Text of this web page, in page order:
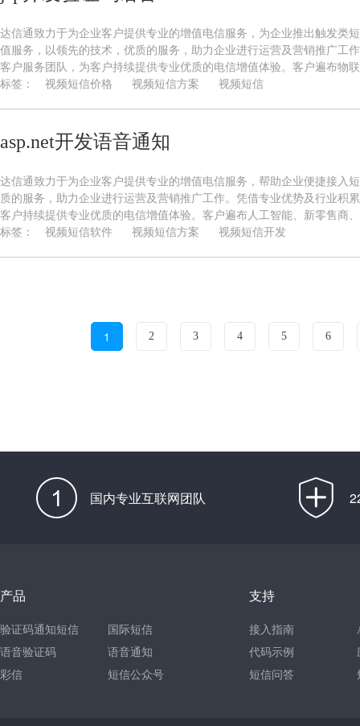
达信通致力于为企业客户提供专业的增值电信服务，为企业推出触发类
值服务，以领先的技术，优质的服务，助力企业进行运营及营销推广工
客户服务团队，为客户持续提供专业优质的电信增值体验。客户遍布物
标签：
视频短信价格 视频短信方案 视频短信
asp.net开发语音通知
达信通致力于为企业客户提供专业的增值电信服务，帮助企业便捷接入
质的服务，助力企业进行运营及营销推广工作。凭借专业优势及行业积
客户持续提供专业优质的电信增值体验。客户遍布人工智能、新零售商
标签：
视频短信软件 视频短信方案 视频短信开发
1 2 3 4 5 6
国内专业互联网团队
产品
验证码通知短信
国际短信
语音验证码
语音通知
彩信
短信公众号
支持
接入指南
代码示例
短信问答